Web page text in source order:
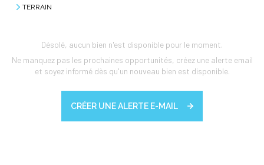
TERRAIN
Désolé, aucun bien n'est disponible pour le moment.
Ne manquez pas les prochaines opportunités, créez une alerte email
et soyez informé dès qu'un nouveau bien est disponible.
CRÉER UNE ALERTE E-MAIL